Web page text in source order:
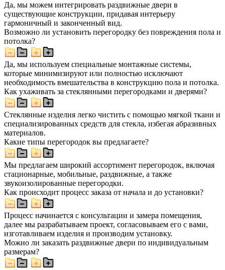
Да, мы можем интегрировать раздвижные двери в
существующие конструкции, придавая интерьеру
гармоничный и законченный вид.
Возможно ли установить перегородку без повреждения пола и
потолка?
Да, мы используем специальные монтажные системы,
которые минимизируют или полностью исключают
необходимость вмешательства в конструкцию пола и потолка.
Как ухаживать за стеклянными перегородками и дверями?
Стеклянные изделия легко чистить с помощью мягкой ткани и
специализированных средств для стекла, избегая абразивных
материалов.
Какие типы перегородок вы предлагаете?
Мы предлагаем широкий ассортимент перегородок, включая
стационарные, мобильные, раздвижные, а также
звукоизолированные перегородки.
Как происходит процесс заказа от начала и до установки?
Процесс начинается с консультации и замера помещения,
далее мы разрабатываем проект, согласовываем его с вами,
изготавливаем изделия и производим установку.
Можно ли заказать раздвижные двери по индивидуальным
размерам?